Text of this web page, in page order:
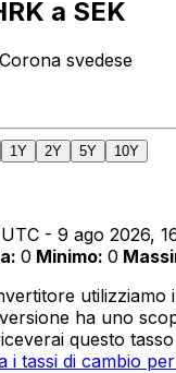
a SEK
svedese
1Y 2Y 5Y 10Y
- 9 ago 2026,
: 0 Minimo: 0
utilizziamo
ha uno
questo
i tassi di cambio